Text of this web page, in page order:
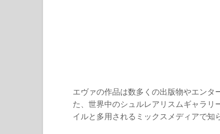
エヴァの作品は数多くの出版物やエン
た、世界中のシュルレアリスムギャラ
イルと多用されるミックスメディアで知